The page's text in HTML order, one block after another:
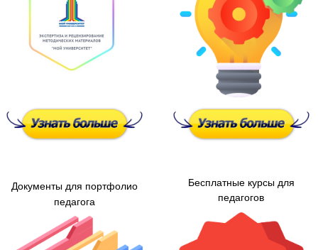
Документы для портфолио
педагога
Бесплатные курсы для
педагогов